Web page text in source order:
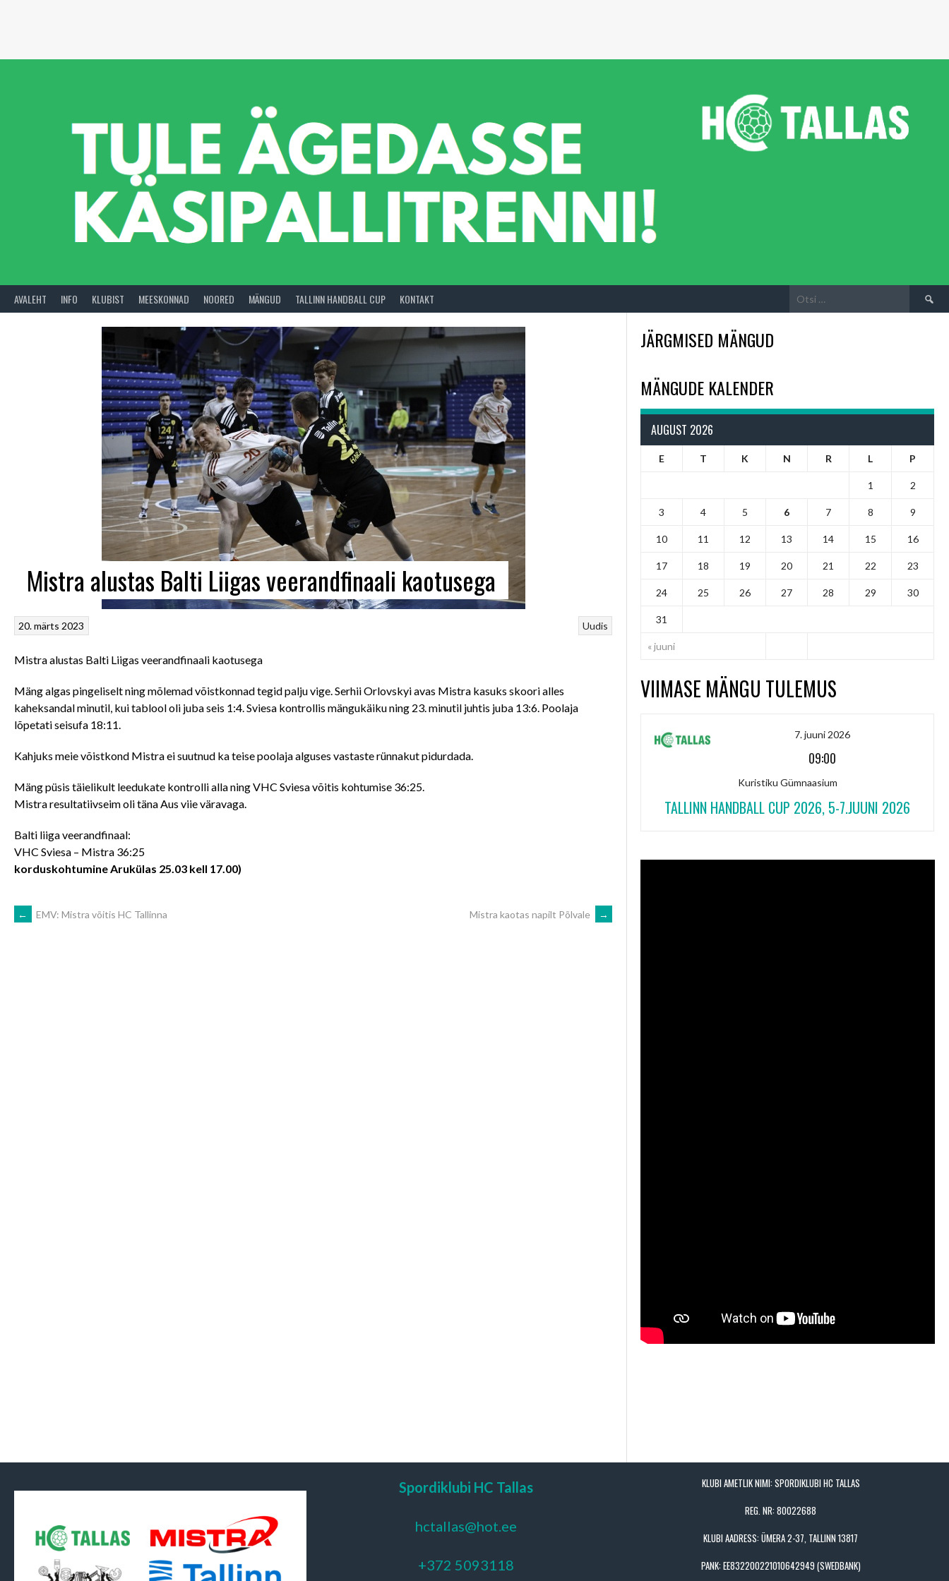
AVALEHT INFO KLUBIST MEESKONNAD NOORED MÄNGUD TALLINN HANDBALL CUP KONTAKT Otsi:
Mistra alustas Balti Liigas veerandfinaali kaotusega
Uudis
20. märts 2023
Mistra alustas Balti Liigas veerandfinaali kaotusega
Mäng algas pingeliselt ning mõlemad võistkonnad tegid palju vige. Serhii Orlovskyi avas Mistra kasuks skoori alles
kaheksandal minutil, kui tablool oli juba seis 1:4. Sviesa kontrollis mängukäiku ning 23. minutil juhtis juba 13:6. Poolaja
lõpetati seisufa 18:11.
Kahjuks meie võistkond Mistra ei suutnud ka teise poolaja alguses vastaste rünnakut pidurdada.
Mäng püsis täielikult leedukate kontrolli alla ning VHC Sviesa võitis kohtumise 36:25.
Mistra resultatiivseim oli täna Aus viie väravaga.
Balti liiga veerandfinaal:
VHC Sviesa – Mistra 36:25
korduskohtumine Arukülas 25.03 kell 17.00)
POST
← EMV: Mistra võitis HC Tallinna Mistra kaotas napilt Põlvale →
JÄRGMISED MÄNGUD
MÄNGUDE KALENDER
AUGUST 2026
E T K N R L P
« juuni
1 2
3 4 5 6 7 8 9
10 11 12 13 14 15 16
17 18 19 20 21 22 23
24 25 26 27 28 29 30
31
VIIMASE MÄNGU TULEMUS
7. juuni 2026
09:00
Kuristiku Gümnaasium
TALLINN HANDBALL CUP 2026, 5-7.JUUNI 2026
Spordiklubi HC Tallas
hctallas@hot.ee
+372 5093118
KLUBI AMETLIK NIMI: SPORDIKLUBI HC TALLAS
REG. NR: 80022688
KLUBI AADRESS: ÜMERA 2-37, TALLINN 13817
PANK: EE832200221010642949 (SWEDBANK)